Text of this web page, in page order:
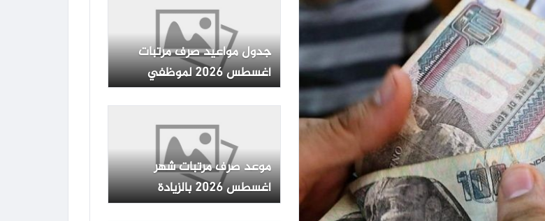
جدول مواعيد صرف مرتبات
أغسطس 2026 لموظفي
الدولة بجميع الوزارات والهيئات
موعد صرف مرتبات شهر
أغسطس 2026 بالزيادة
الجديدة رسميا بعد بيان وزارة